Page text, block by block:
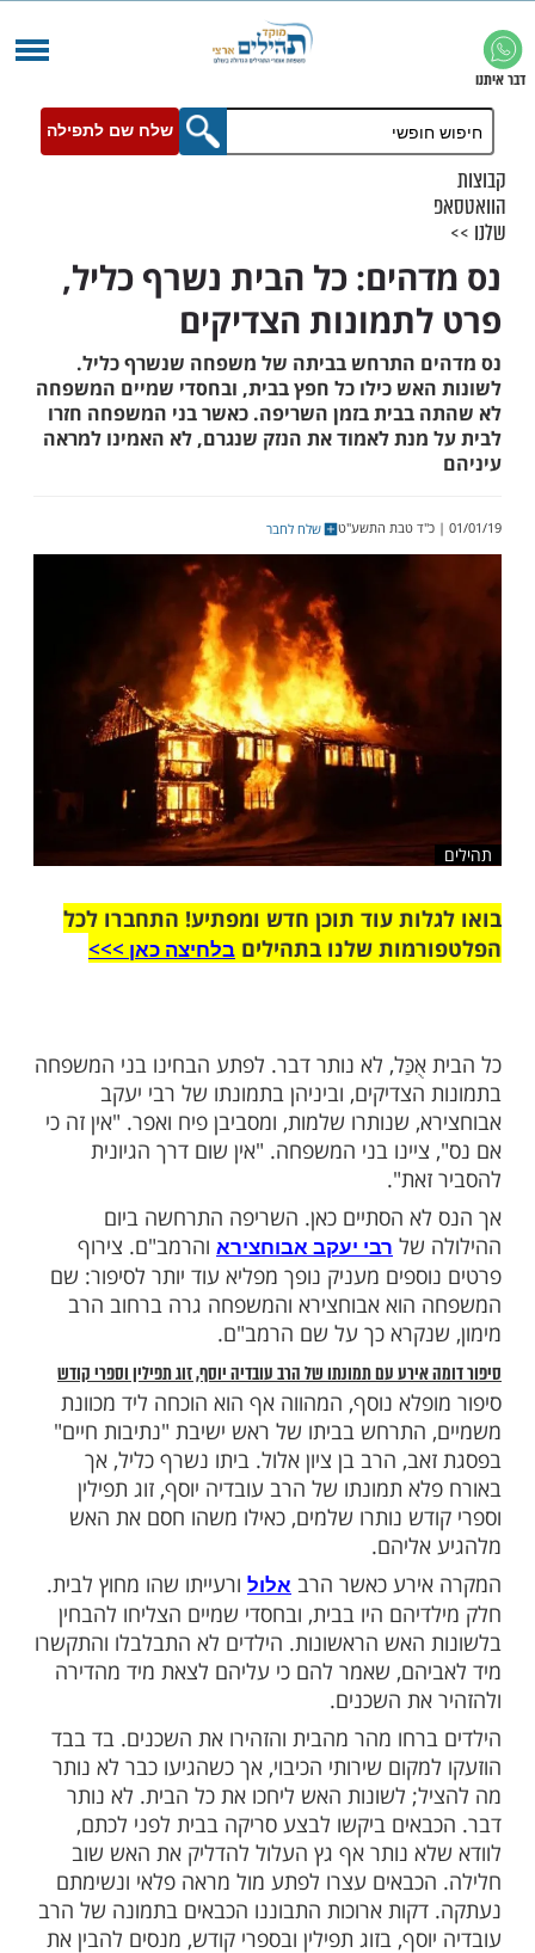
שלח שם לתפילה
כל הבית נשרף כליל,
הצדיקים
התרחש בביתה של משפחה שנשרף כליל.
בזמן השריפה. כאשר בני המשפחה חזרו
לאמוד את הנזק שנגרם, לא האמינו למראה
שלח לחבר
עוד תוכן חדש ומפתיע! התחברו לכל
שלנו בתהילים
לא נותר דבר. לפתע הבחינו בני המשפחה
וביניהן בתמונתו של רבי יעקב
שנותרו שלמות, ומסביבן פיח ואפר. "אין זה כי
בני המשפחה. "אין שום דרך הגיונית
הסתיים כאן. השריפה התרחשה ביום
שלרבי יעקב אבוחצירא
מעניק נופך מפליא עוד יותר לסיפור: שם
אבוחצירא והמשפחה גרה ברחוב הרב
כך על שם הרמב"ם.
עם תמונתו של הרב עובדיה יוסף, זוג תפילין וספרי קודש
נוסף, המהווה אף הוא הוכחה ליד מכוונת
בביתו של ראש ישיבת "נתיבות חיים"
הרב בן ציון אלול. ביתו נשרף כליל, אך
תמונתו של הרב עובדיה יוסף, זוג תפילין
נותרו שלמים, כאילו משהו חסם את האש